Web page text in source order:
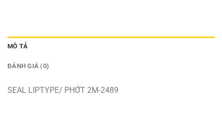
MÔ TẢ
ĐÁNH GIÁ (0)
SEAL LIPTYPE/ PHỚT 2M-2489